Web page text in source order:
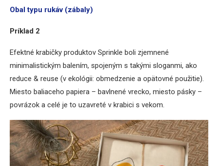
Obal typu rukáv (zábaly)
Príklad 2
Efektné krabičky produktov Sprinkle boli zjemnené
minimalistickým balením, spojeným s takými sloganmi, ako
reduce & reuse (v ekológii: obmedzenie a opätovné použitie).
Miesto baliaceho papiera – bavlnené vrecko, miesto pásky –
povrázok a celé je to uzavreté v krabici s vekom.